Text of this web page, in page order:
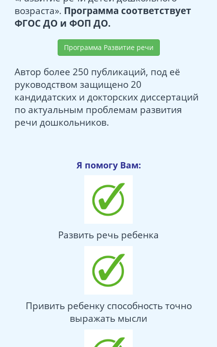
возраста». Программа соответствует
ФГОС ДО и ФОП ДО.
Программа Развитие речи
Автор более 250 публикаций, под её
руководством защищено 20
кандидатских и докторских диссертаций
по актуальным проблемам развития
речи дошкольников.
Я помогу Вам:
Развить речь ребенка
Привить ребенку способность точно
выражать мысли